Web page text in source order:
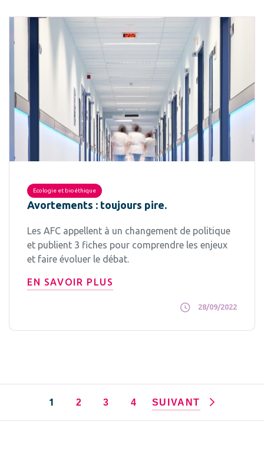
Ecologie et bioéthique
Avortements : toujours pire.
Les AFC appellent à un changement de politique
et publient 3 fiches pour comprendre les enjeux
et faire évoluer le débat.
EN SAVOIR PLUS
28/09/2022
1 2 3 4 SUIVANT